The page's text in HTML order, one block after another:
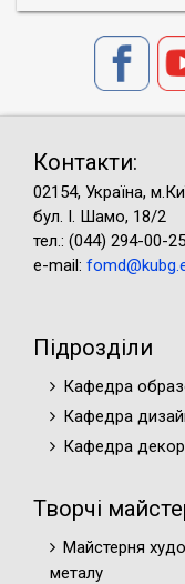
Контакти:
02154, Україна,
бул. І. Шамо, 18/2
тел.: (044) 294-00-25
e-mail:
Підрозділи
Кафедра
Кафедра
Кафедра
Творчі
Майстерня
металу